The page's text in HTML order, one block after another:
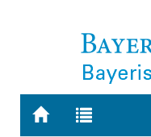
Zur
Zur